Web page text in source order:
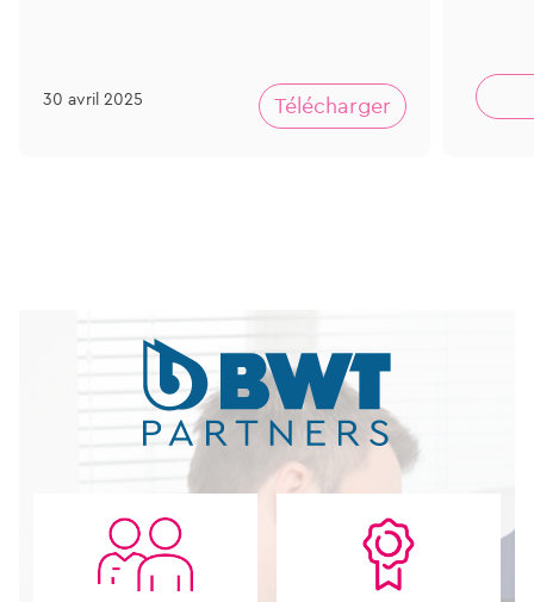
30 avril 2025 Télécharger
Devenez membre du réseau